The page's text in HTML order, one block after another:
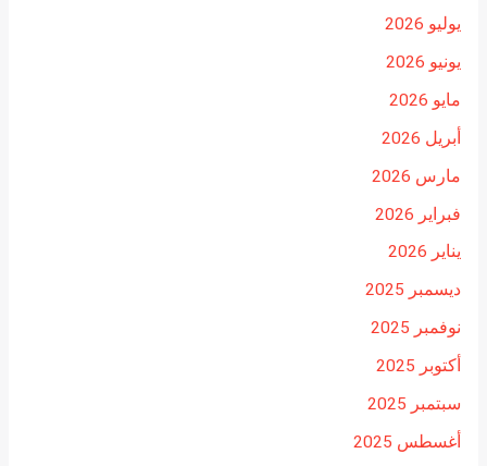
يوليو 2026
يونيو 2026
مايو 2026
أبريل 2026
مارس 2026
فبراير 2026
يناير 2026
ديسمبر 2025
نوفمبر 2025
أكتوبر 2025
سبتمبر 2025
أغسطس 2025